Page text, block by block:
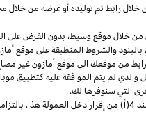
خلال رابط تم توليده أو عرضه من
من خلال موقعوسيط، بدون الفرض على
بالبنودوالشروط المنطبقةعلى موقع
من موقعك الى موقع أمازون غير
والذي لم يتم الموافقة عليه كتطبيق
التي سنوفرها لك.
هذا،